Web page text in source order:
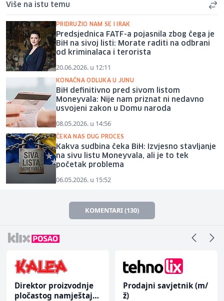
Više na istu temu
PRIDRUŽIO NAM SE I IRAK
Predsjednica FATF-a pojasnila zbog čega je
BiH na sivoj listi: Morate raditi na odbrani
od kriminalaca i terorista
20.06.2026. u 12:11
KONAČNA ODLUKA U JUNU
BiH definitivno pred sivom listom
Moneyvala: Nije nam priznat ni nedavno
usvojeni zakon u Domu naroda
08.05.2026. u 14:56
ČEKA NAS DUG PROCES
Kakva sudbina čeka BiH: Izvjesno stavljanje
na sivu listu Moneyvala, ali je to tek
početak problema
06.05.2026. u 15:52
KOMENTARI (130)
Direktor proizvodnje
pločastog namještaja
Prodajni savjetnik (m/
ž)